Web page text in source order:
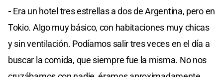
- Era un hotel tres estrellas a dos de Argentina, pero en
Tokio. Algo muy básico, con habitaciones muy chicas
y sin ventilación. Podíamos salir tres veces en el día a
buscar la comida, que siempre fue la misma. No nos